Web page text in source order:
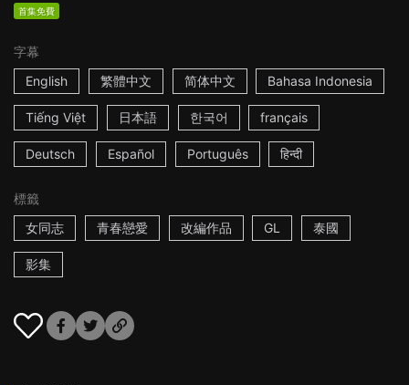
首集免費
字幕
English
繁體中文 简体中文 Bahasa Indonesia
Tiếng Việt 日本語 한국어 français
Deutsch Español Português हिन्दी
標籤
女同志
青春戀愛 改編作品 GL 泰國
影集